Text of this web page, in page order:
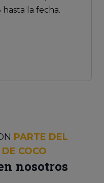
hasta la fecha.
PARTE DEL
COCO
nosotros